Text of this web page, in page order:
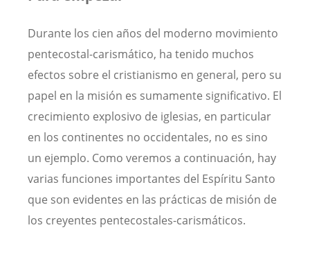
Durante los cien años del moderno movimiento
pentecostal-carismático, ha tenido muchos
efectos sobre el cristianismo en general, pero su
papel en la misión es sumamente significativo. El
crecimiento explosivo de iglesias, en particular
en los continentes no occidentales, no es sino
un ejemplo. Como veremos a continuación, hay
varias funciones importantes del Espíritu Santo
que son evidentes en las prácticas de misión de
los creyentes pentecostales-carismáticos.